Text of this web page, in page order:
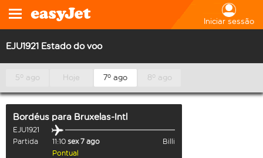
Iniciar sessão
EJU1921 Estado do voo
5º ago Hoje 7º ago 8º ago
Bordéus para Bruxelas-Intl
EJU1921
Partida
11:10 sex 7 ago
Billi
Pontual